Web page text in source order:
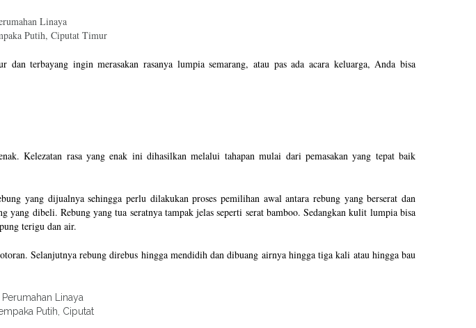
terbayang ingin merasakan rasanya lumpia semarang, atau pas ada acara keluarga, Anda bisa
Kelezatan rasa yang enak ini dihasilkan melalui tahapan mulai dari pemasakan yang tepat baik
yang dijualnya sehingga perlu dilakukan proses pemilihan awal antara rebung yang berserat dan
dibeli. Rebung yang tua seratnya tampak jelas seperti serat bamboo. Sedangkan kulit lumpia bisa
terigu dan air.
Selanjutnya rebung direbus hingga mendidih dan dibuang airnya hingga tiga kali atau hingga bau